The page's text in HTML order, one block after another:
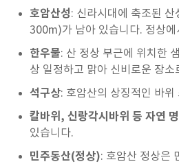
호암산성: 신라시대에 축조된
300m)가 남아 있습니다. 정상
한우물: 산 정상 부근에 위치한
상 일정하고 맑아 신비로운 장소
석구상: 호암산의 상징적인 바
칼바위, 신랑각시바위 등 자연
있습니다.
민주동산(정상): 호암산 정상은